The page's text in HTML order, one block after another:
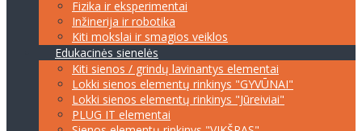
Fizika ir eksperimentai
Inžinerija ir robotika
Kiti mokslai ir smagios veiklos
Edukacinės sienelės
Kiti sienos / grindų lavinantys elementai
Lokki sienos elementų rinkinys "GYVŪNAI"
Lokki sienos elementų rinkinys "Jūreiviai"
PLUG IT elementai